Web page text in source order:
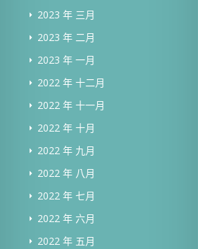
2023 年 三月
2023 年 二月
2023 年 一月
2022 年 十二月
2022 年 十一月
2022 年 十月
2022 年 九月
2022 年 八月
2022 年 七月
2022 年 六月
2022 年 五月